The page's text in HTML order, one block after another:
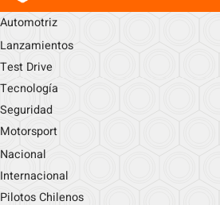
Automotriz
Lanzamientos
Test Drive
Tecnología
Seguridad
Motorsport
Nacional
Internacional
Pilotos Chilenos